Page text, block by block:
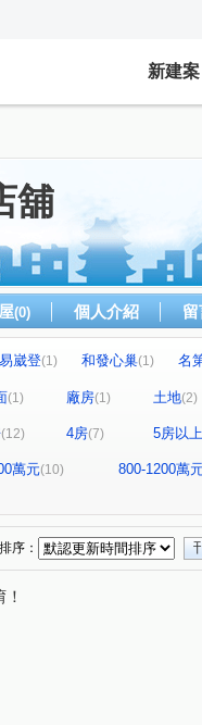
新建案
舖
(0) 個人介紹
崴登(1) 和發心巢(1)
名
(1) 愛上杜拜 (1)
歐悅NO.7(1) 臻愛加州(1)
新捷市(1) 陸光五村EFG區
街(1) 龍城新村(1)
成章
信街 (1) 長春五路(1)
領航
華隆街(1) 賦梅路(1)
民享
(1)
(1) 廠房(1) 土地(2)
(12) 4房(7) 5房以上
萬元(10)
800-1200萬
排序：